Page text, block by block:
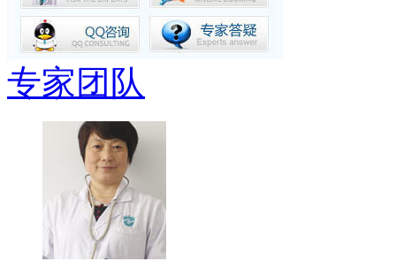
专家团队